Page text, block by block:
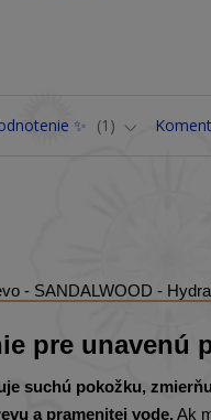
✨ 1
- SANDALWOOD -
pre unavenú
suchú pokožku,
a pramenitej vode. Ak